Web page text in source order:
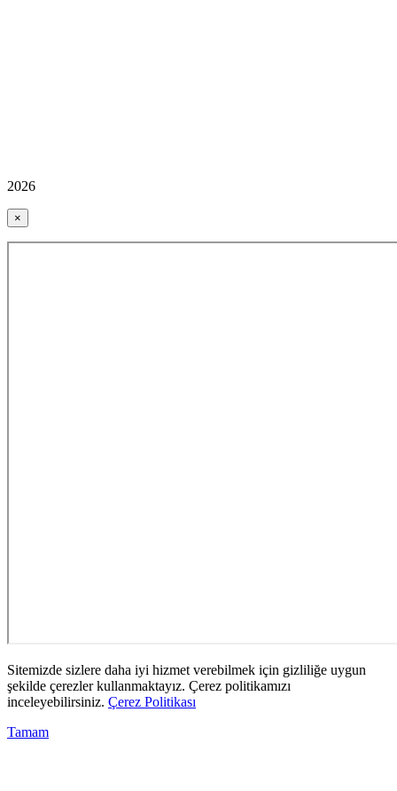
2026
×
Sitemizde sizlere daha iyi hizmet verebilmek için gizliliğe uygun
şekilde çerezler kullanmaktayız. Çerez politikamızı
inceleyebilirsiniz. Çerez Politikası
Tamam